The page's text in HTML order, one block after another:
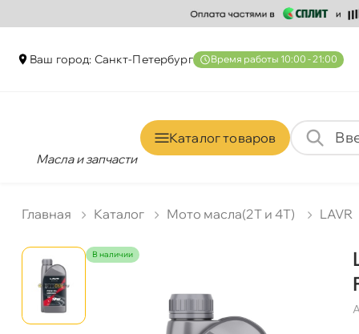
аш город: Санкт-Петербур ремя работы 10:00 - 21:00
Масла и запчасти
Каталог товаро
Главная Катало Мото масла(2T и 4T) LAVR
наличии